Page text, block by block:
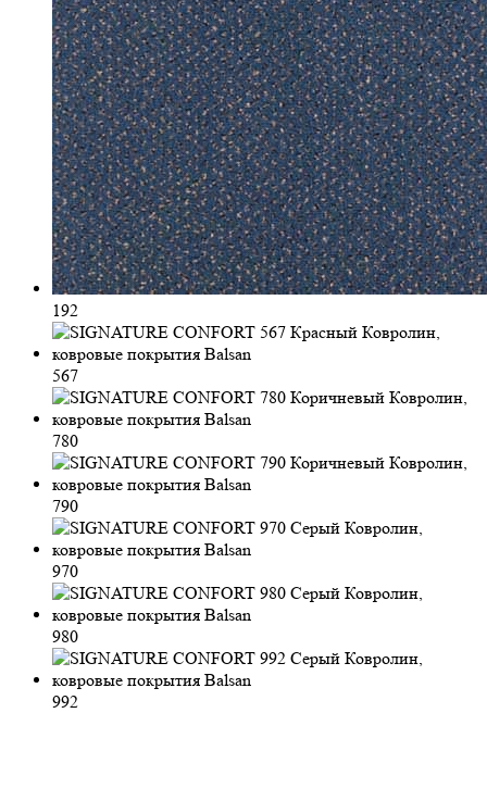
192
567
780
790
970
980
992